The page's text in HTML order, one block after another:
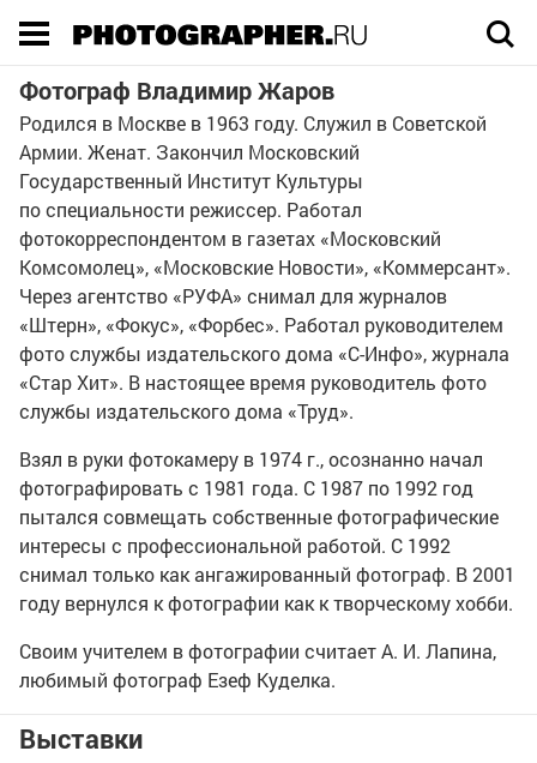
Фотограф Владимир Жаров
Родился в Москве в 1963 году. Служил в Советской
Армии. Женат. Закончил Московский
Государственный Институт Культуры
по специальности режиссер. Работал
фотокорреспондентом в газетах «Московский
Комсомолец», «Московские Новости», «Коммерсант».
Через агентство «РУФА» снимал для журналов
«Штерн», «Фокус», «Форбес». Работал руководителем
фото службы издательского дома «С-Инфо», журнала
«Стар Хит». В настоящее время руководитель фото
службы издательского дома «Труд».
Взял в руки фотокамеру в 1974 г., осознанно начал
фотографировать с 1981 года. С 1987 по 1992 год
пытался совмещать собственные фотографические
интересы с профессиональной работой. С 1992
снимал только как ангажированный фотограф. В 2001
году вернулся к фотографии как к творческому хобби.
Своим учителем в фотографии считаетА. И. Лапина,
любимый фотограф Езеф Куделка.
Выставки